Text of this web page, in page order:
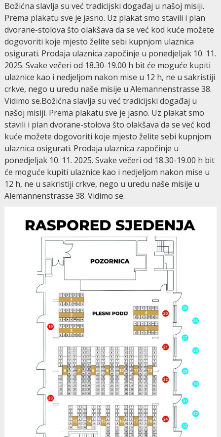
Božićna slavlja su već tradicijski događaj u našoj misiji.
Prema plakatu sve je jasno. Uz plakat smo stavili i plan
dvorane-stolova što olakšava da se već kod kuće možete
dogovoriti koje mjesto želite sebi kupnjom ulaznica
osigurati. Prodaja ulaznica započinje u ponedjeljak 10. 11.
2025. Svake večeri od 18.30-19.00 h bit će moguće kupiti
ulaznice kao i nedjeljom nakon mise u 12 h, ne u sakristiji
crkve, nego u uredu naše misije u Alemannenstrasse 38.
Vidimo se.Božićna slavlja su već tradicijski događaj u
našoj misiji. Prema plakatu sve je jasno. Uz plakat smo
stavili i plan dvorane-stolova što olakšava da se već kod
kuće možete dogovoriti koje mjesto želite sebi kupnjom
ulaznica osigurati. Prodaja ulaznica započinje u
ponedjeljak 10. 11. 2025. Svake večeri od 18.30-19.00 h bit
će moguće kupiti ulaznice kao i nedjeljom nakon mise u
12 h, ne u sakristiji crkve, nego u uredu naše misije u
Alemannenstrasse 38. Vidimo se.